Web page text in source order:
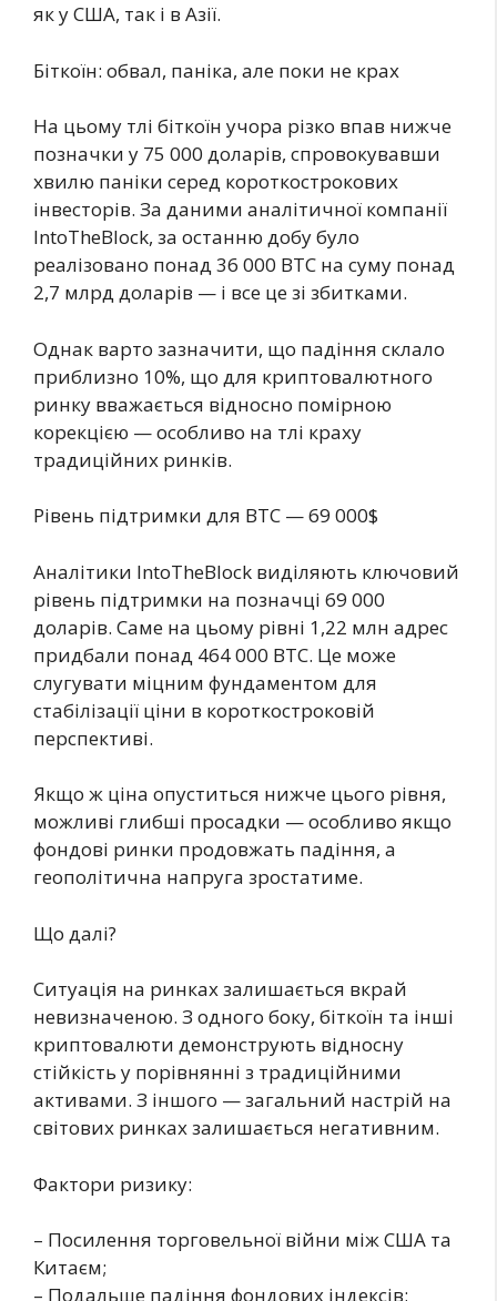
як у США, так і в Азії.
Біткоїн: обвал, паніка, але поки не крах
На цьому тлі біткоїн учора різко впав нижче
позначки у 75 000 доларів, спровокувавши
хвилю паніки серед короткострокових
інвесторів. За даними аналітичної компанії
IntoTheBlock, за останню добу було
реалізовано понад 36 000 BTC на суму понад
2,7 млрд доларів — і все це зі збитками.
Однак варто зазначити, що падіння склало
приблизно 10%, що для криптовалютного
ринку вважається відносно помірною
корекцією — особливо на тлі краху
традиційних ринків.
Рівень підтримки для BTC — 69 000$
Аналітики IntoTheBlock виділяють ключовий
рівень підтримки на позначці 69 000
доларів. Саме на цьому рівні 1,22 млн адрес
придбали понад 464 000 BTC. Це може
слугувати міцним фундаментом для
стабілізації ціни в короткостроковій
перспективі.
Якщо ж ціна опуститься нижче цього рівня,
можливі глибші просадки — особливо якщо
фондові ринки продовжать падіння, а
геополітична напруга зростатиме.
Що далі?
Ситуація на ринках залишається вкрай
невизначеною. З одного боку, біткоїн та інші
криптовалюти демонструють відносну
стійкість у порівнянні з традиційними
активами. З іншого — загальний настрій на
світових ринках залишається негативним.
Фактори ризику:
– Посилення торговельної війни між США та
Китаєм;
– Подальше падіння фондових індексів;